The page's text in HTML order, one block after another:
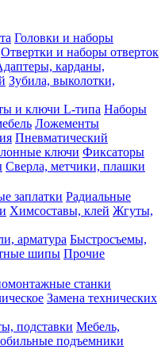
Головки и наборы
Отвертки и наборы отверток
карданы,
Зубила, выколотки,
и ключи L-типа Наборы
Ложементы
Пневматический
ключи Фиксаторы
Сверла, метчики, плашки
заплатки Радиальные
Химсоставы, клей Жгуты,
арматура Быстросъемы,
шипы Прочие
станки
Замена технических
подставки Мебель,
подъемники